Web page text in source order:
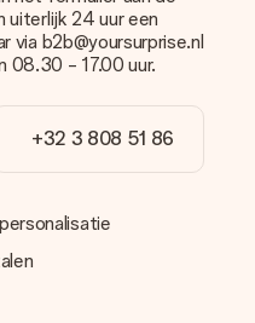
naar mijn zin is?
cadeau niet naar wens is
bij het vinden van een
de verzending en je kunt
MySurprise. Je kunt dus
laten afleveren, zo is
uiterlijk 24 uur een
b2b@yoursurprise.nl
08.30 - 17.00 uur.
+32 3 808 51 86